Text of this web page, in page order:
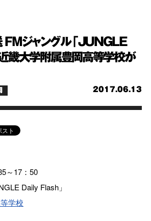
FMジャングル「JUNGLE
畿大学附属豊岡高等学校が
2017.06.13
～17：50
Daily Flash」
学校